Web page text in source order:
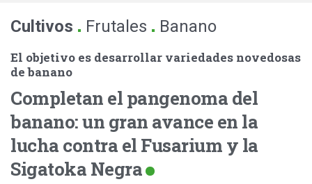
Cultivos . Frutales . Banano
El objetivo es desarrollar variedades novedosas
de banano
Completan el pangenoma del
banano: un gran avance en la
lucha contra el Fusarium y la
Sigatoka Negra